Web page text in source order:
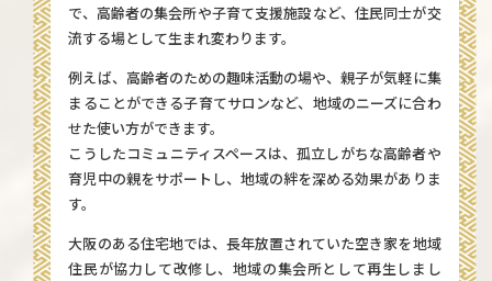
で、高齢者の集会所や子育て支援施設など、住民同士が交
流する場として生まれ変わります。
例えば、高齢者のための趣味活動の場や、親子が気軽に集
まることができる子育てサロンなど、地域のニーズに合わ
せた使い方ができます。
こうしたコミュニティスペースは、孤立しがちな高齢者や
育児中の親をサポートし、地域の絆を深める効果がありま
す。
大阪のある住宅地では、長年放置されていた空き家を地域
住民が協力して改修し、地域の集会所として再生しまし